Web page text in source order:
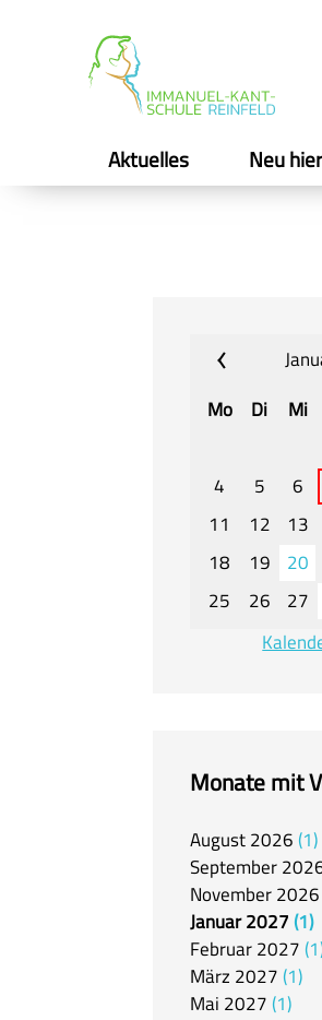
Aktuelles Neu
Mo
Di Mi
4
5 6
11
12 13
18
19 20
25
26 27
Monate mit
August2026 1
September
November2026
Januar2027 1
Februar2027 1
März 2027 1
Mai 2027 1